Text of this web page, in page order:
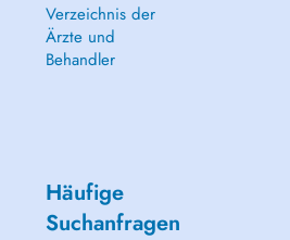
Verzeichnis der
Ärzte und
Behandler
Häufige
Suchanfragen